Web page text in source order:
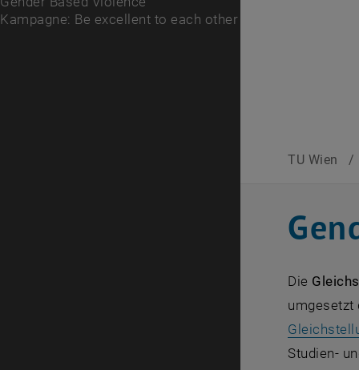
Kampagne: Be excellent to each other
TU Wien /
Die
umgesetzt
Studien-